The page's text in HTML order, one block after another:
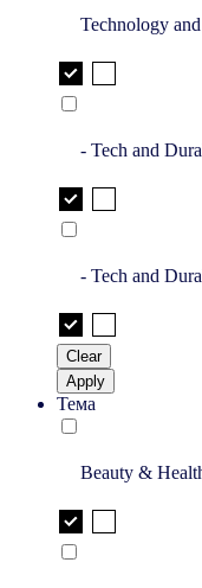
Technology
- Tech and
- Tech and
Clear
Apply
Тема
Beauty &